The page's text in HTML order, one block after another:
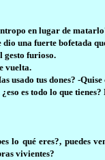
en lugar de
una fuerte bofetada
gesto furioso.
vuelta.
usado tus dones? -
es todo lo que
lo qué eres?, puedes
vivientes?